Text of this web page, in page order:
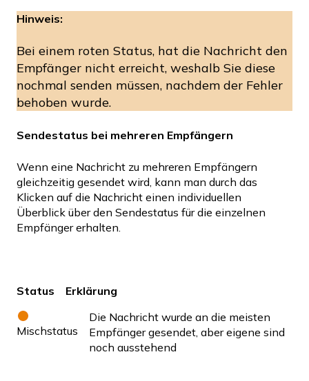
Hinweis:
Bei einem roten Status, hat die Nachricht den
Empfänger nicht erreicht, weshalb Sie diese
nochmal senden müssen, nachdem der Fehler
behoben wurde.
Sendestatus bei mehreren Empfängern
Wenn eine Nachricht zu mehreren Empfängern
gleichzeitig gesendet wird, kann man durch das
Klicken auf die Nachricht einen individuellen
Überblick über den Sendestatus für die einzelnen
Empfänger erhalten.
Status Erklärung
Mischstatus
Die Nachricht wurde an die meisten
Empfänger gesendet, aber eigene sind
noch ausstehend